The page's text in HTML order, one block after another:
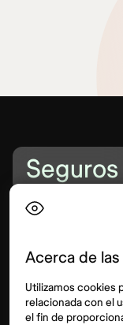
Acerca de
Utilizamos cookies
relacionada con el
el fin de
Seguros